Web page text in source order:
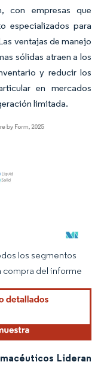
con empresas que
especializados para
ventajas de manejo
sólidas atraen a los
y reducir los
en mercados
limitada.
según CC BY 4.0.
los segmentos
del informe
Lideran